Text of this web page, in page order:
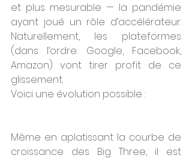
et plus mesurable — la pandémie
ayant joué un rôle d’accélérateur.
Naturellement, les plateformes
(dans l’ordre: Google, Facebook,
Amazon) vont tirer profit de ce
glissement.
Voici une évolution possible :
Même en aplatissant la courbe de
croissance des Big Three, il est